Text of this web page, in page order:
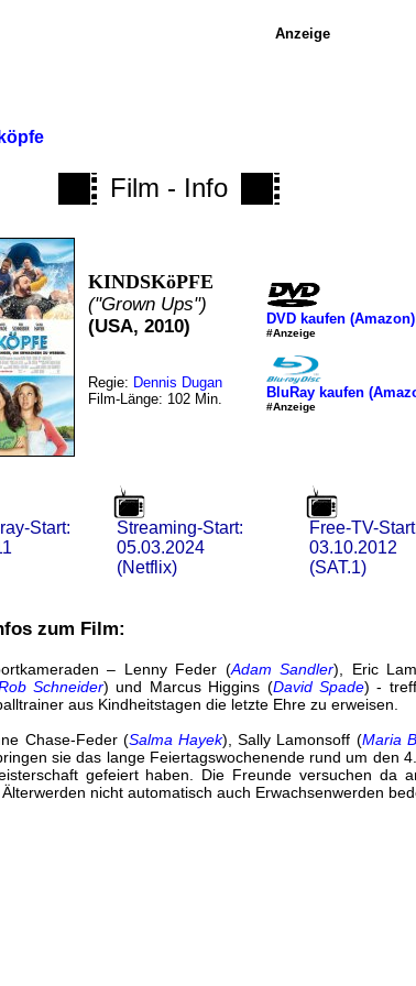
Film - Info
KINDSKöPFE
("Grown Ups")
(USA, 2010)
Regie: Dennis Dugan
Film-Länge: 102 Min.
DVD kaufen (Amazon)
#Anzeige
BluRay kaufen
#Anzeige
Start:
Streaming-Start:
05.03.2024
(Netflix)
Free-TV-
03.10.2012
(SAT.1)
zum Film:
– Lenny Feder (Adam Sandler), Eric
Schneider) und Marcus Higgins (David Spade) -
aus Kindheitstagen die letzte Ehre zu erweisen.
Chase-Feder (Salma Hayek), Sally Lamonsoff (Maria
sie das lange Feiertagswochenende rund um den
gefeiert haben. Die Freunde versuchen da
nicht automatisch auch Erwachsenwerden
Anzeige